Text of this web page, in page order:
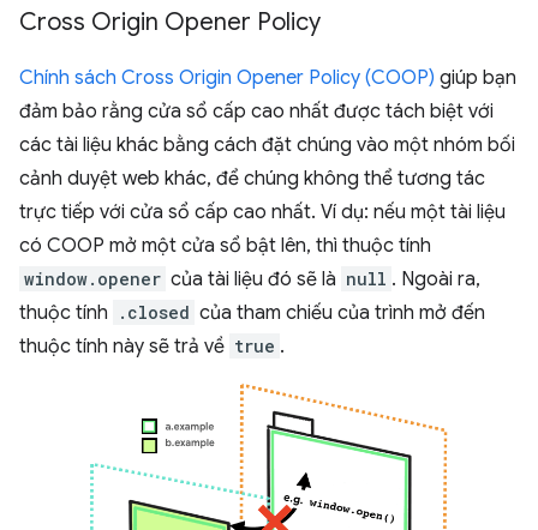
Cross Origin Opener Policy
Chính sách Cross Origin Opener Policy (COOP) giúp bạn
đảm bảo rằng cửa sổ cấp cao nhất được tách biệt với
các tài liệu khác bằng cách đặt chúng vào một nhóm bối
cảnh duyệt web khác, để chúng không thể tương tác
trực tiếp với cửa sổ cấp cao nhất. Ví dụ: nếu một tài liệu
có COOP mở một cửa sổ bật lên, thì thuộc tính
window.opener của tài liệu đó sẽ là null . Ngoài ra,
thuộc tính
.closed của tham chiếu của trình mở đến
thuộc tính này sẽ trả về true .